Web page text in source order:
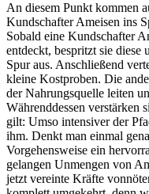
An diesem Punkt kommen
Kundschafter Ameisen ins
Sobald eine Kundschafter
entdeckt, bespritzt sie diese
Spur aus. Anschließend
kleine Kostproben. Die
der Nahrungsquelle leiten
Währenddessen verstärken
gilt: Umso intensiver der
ihm. Denkt man einmal
Vorgehensweise ein
gelangen Unmengen von
jetzt vereinte Kräfte